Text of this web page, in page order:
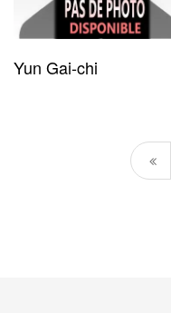
Yun Gai-chi